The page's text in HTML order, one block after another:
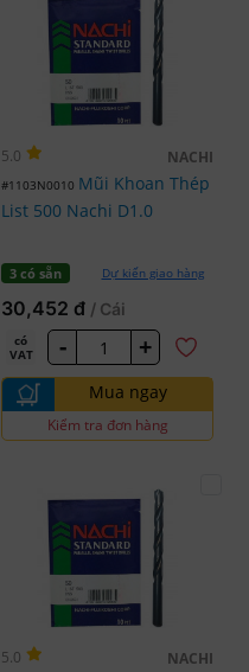
5.0 NACHI
#1103N0010 Mũi Khoan Thép
List 500 Nachi D1.0
3 có sẵn Dự kiến giao hàng
30,452 đ / Cái
có
VAT
- +
Mua ngay
Kiểm tra đơn hàng
5.0 NACHI